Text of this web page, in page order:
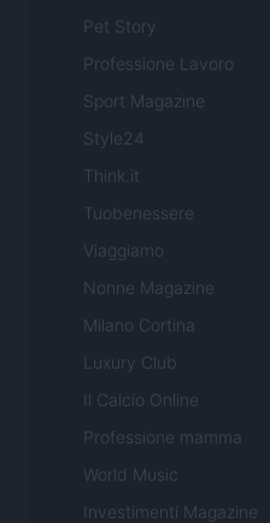
Pet Story
Professione Lavoro
Sport Magazine
Style24
Think.it
Tuobenessere
Viaggiamo
Nonne Magazine
Milano Cortina
Luxury Club
Il Calcio Online
Professione mamma
World Music
Investimenti Magazine